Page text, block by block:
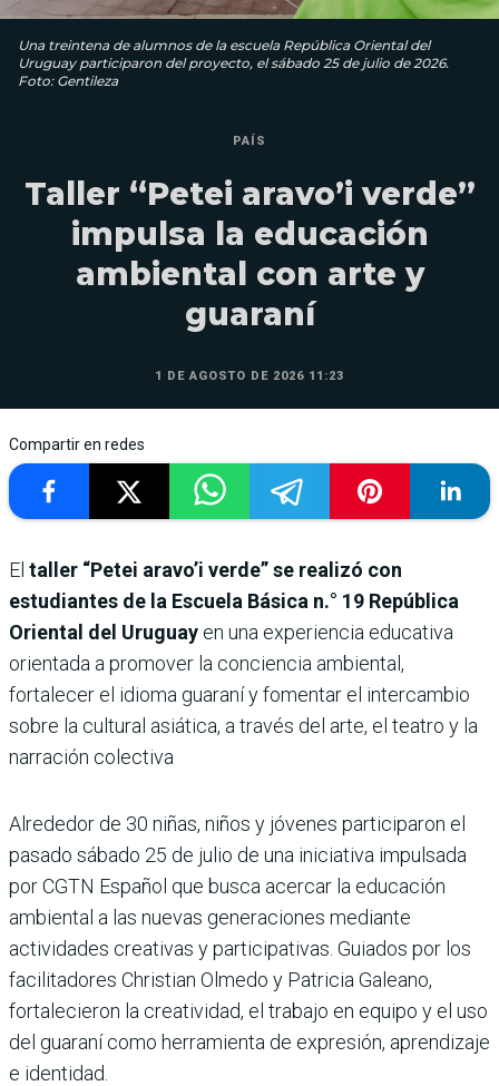
Una treintena de alumnos de la escuela República Oriental del
Uruguay participaron del proyecto, el sábado 25 de julio de 2026.
Foto: Gentileza
PAÍS
Taller “Petei aravo’i verde”
impulsa la educación
ambiental con arte y
guaraní
1 DE AGOSTO DE 2026 11:23
Compartir en redes
El taller “Petei aravo’i verde” se realizó con
estudiantes de la Escuela Básica n.° 19 República
Oriental del Uruguay en una experiencia educativa
orientada a promover la conciencia ambiental,
fortalecer el idioma guaraní y fomentar el intercambio
sobre la cultural asiática, a través del arte, el teatro y la
narración colectiva
Alrededor de 30 niñas, niños y jóvenes participaron el
pasado sábado 25 de julio de una iniciativa impulsada
por CGTN Español que busca acercar la educación
ambiental a las nuevas generaciones mediante
actividades creativas y participativas. Guiados por los
facilitadores Christian Olmedo y Patricia Galeano,
fortalecieron la creatividad, el trabajo en equipo y el uso
del guaraní como herramienta de expresión, aprendizaje
e identidad.